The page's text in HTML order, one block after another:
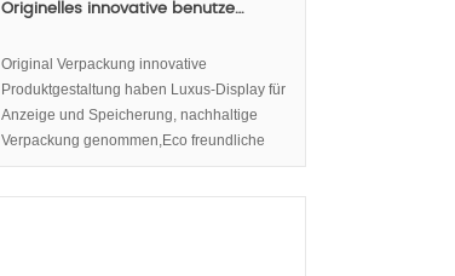
Originelles innovative benutze…
Original Verpackung innovative
Produktgestaltung haben Luxus-Display für
Anzeige und Speicherung, nachhaltige
Verpackung genommen,Eco freundliche
Verpackungskonzept zu berücksichtigen.